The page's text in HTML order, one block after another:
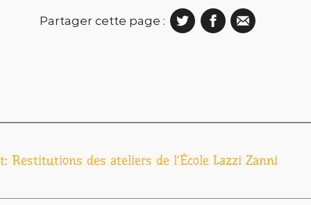
Partager cette page :
Restitutions des ateliers de l’École Lazzi Zanni